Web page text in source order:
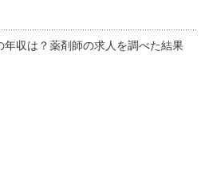
年収は？薬剤師の求人を調べた結果